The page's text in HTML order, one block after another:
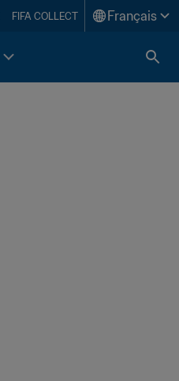
FIFA COLLECT Français